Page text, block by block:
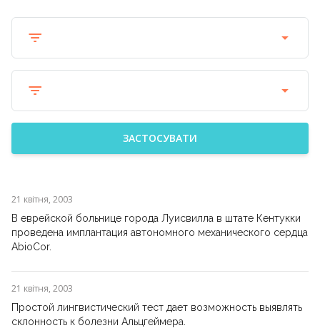
ЗАСТОСУВАТИ
21 квітня, 2003
В еврейской больнице города Луисвилла в штате Кентукки
проведена имплантация автономного механического сердца
AbioCor.
21 квітня, 2003
Простой лингвистический тест дает возможность выявлять
склонность к болезни Альцгеймера.